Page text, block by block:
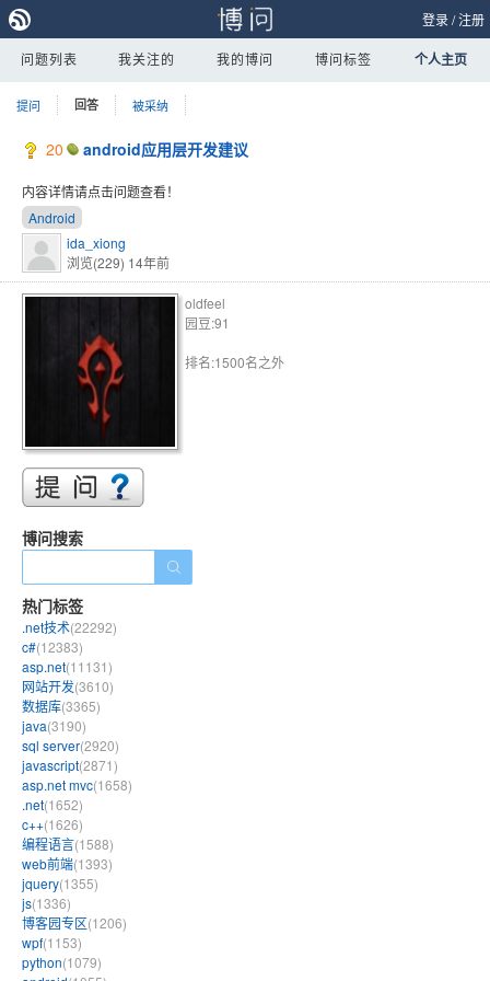
登录/注册
问题列表 我关注的 我的博问 博问标签 个人主页
提问 回答 被采纳
20 android应用层开发建议
内容详情请点击问题查看！
Android
ida_xiong
浏览(229) 14年前
oldfeel
园豆:91
排名:1500名之外
博问搜索
热门标签
.net技术(22292)
c#(12383)
asp.net(11131)
网站开发(3610)
数据库(3365)
java(3190)
sql server(2920)
javascript(2871)
asp.net mvc(1658)
.net(1652)
c++(1626)
编程语言(1588)
web前端(1393)
jquery(1355)
js(1336)
博客园专区(1206)
wpf(1153)
python(1079)